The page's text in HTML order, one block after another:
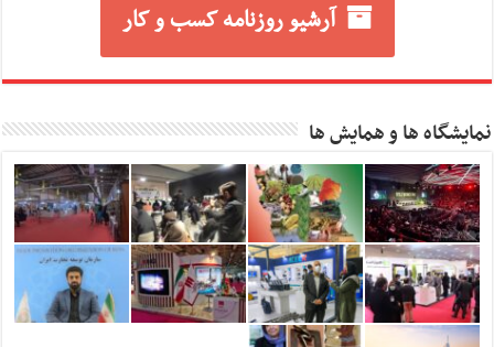
آرشیو روزنامه کسب و کار
نمایشگاه ها و همایش ها